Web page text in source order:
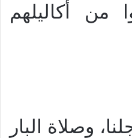
من أكاليلهم
وصلاة البار